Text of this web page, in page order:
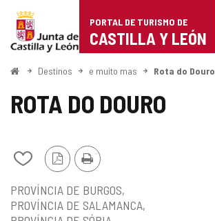
Portal
de
Turismo
de
Castilla
León
PORTAL DE TURISMO DE
CASTILLA Y LEÓN
ComeçoDestinos e muito mas Rota do Douro
ROTA DO DOURO
Adicionar
remover
de
VersãoImprimir
Localização
PROVÍNCIA DE BURGOS
PROVÍNCIA DE SALAMANCA
Tipo
de